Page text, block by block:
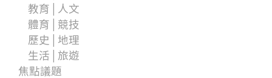
教育│人文
體育│競技
歷史│地理
生活│旅遊
焦點議題